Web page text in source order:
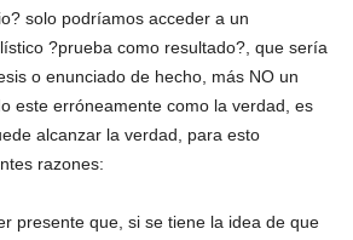
solo podríamos acceder a un
?prueba como resultado?, que sería
o enunciado de hecho, más NO un
este erróneamente como la verdad, es
alcanzar la verdad, para esto
razones:
presente que, si se tiene la idea de que